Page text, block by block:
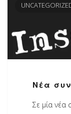
Νέα
Σε μία νέα